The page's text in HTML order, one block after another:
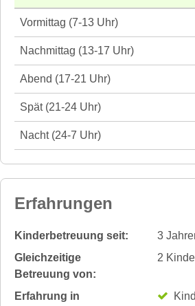
Vormittag (7-13 Uhr)
Nachmittag (13-17 Uhr)
Abend (17-21 Uhr)
Spät (21-24 Uhr)
Nacht (24-7 Uhr)
Erfahrungen
Kinderbetreuung seit:
3
Gleichzeitige
Betreuung von:
2
Erfahrung in